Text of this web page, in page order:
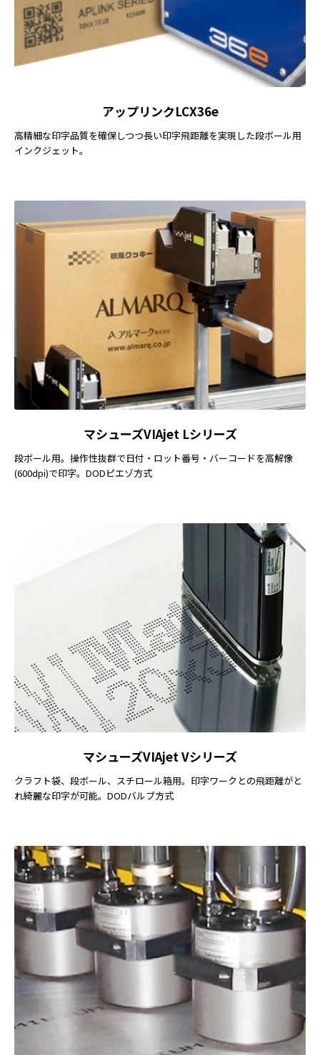
アップリンクLCX36e
高精細な印字品質を確保しつつ長い印字飛距離を実現した段ボール用
インクジェット。
マシューズVIAjet Lシリーズ
段ボール用。操作性抜群で日付・ロット番号・バーコードを高解像
(600dpi)で印字。DODピエゾ方式
マシューズVIAjet Vシリーズ
クラフト袋、段ボール、スチロール箱用。印字ワークとの飛距離がと
れ綺麗な印字が可能。DODバルブ方式